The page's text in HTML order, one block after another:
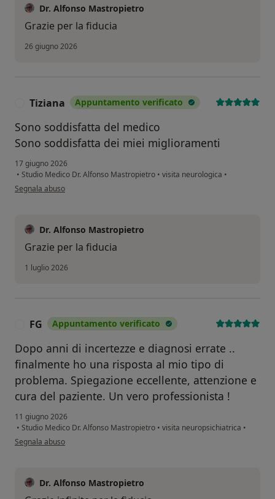
Dr. Alfonso Mastropietro
Grazie per la fiducia
26 giugno 2026
Tiziana Appuntamento verificato
Sono soddisfatta del medico
Sono soddisfatta dei miei miglioramenti
17 giugno 2026
• Studio Medico Dr. Alfonso Mastropietro • visita neurologica •
secondo l'opinione dell'utente Tiziana
Segnala abuso
Dr. Alfonso Mastropietro
Grazie per la fiducia
1 luglio 2026
FG Appuntamento verificato
Dopo anni di incertezze e diagnosi errate ..
finalmente ho una risposta al mio tipo di
problema. Spiegazione eccellente, attenzione e
cura del paziente. Un vero professionista !
11 giugno 2026
• Studio Medico Dr. Alfonso Mastropietro • visita neuropsichiatrica •
secondo l'opinione dell'utente FG
Segnala abuso
Dr. Alfonso Mastropietro